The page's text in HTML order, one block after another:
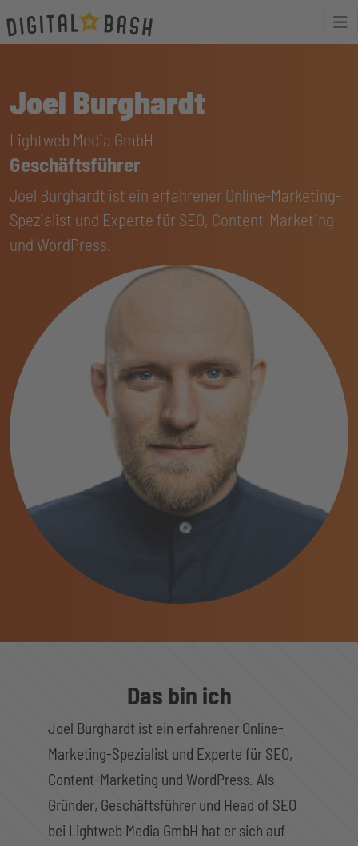
Joel Burghardt
Lightweb Media GmbH
Geschäftsführer
Joel Burghardt ist ein erfahrener Online-Marketing-
Spezialist und Experte für SEO, Content-Marketing
und WordPress.
Das bin ich
Joel Burghardt ist ein erfahrener Online-
Marketing-Spezialist und Experte für SEO,
Content-Marketing und WordPress. Als
Gründer, Geschäftsführer und Head of SEO
bei Lightweb Media GmbH hat er sich auf